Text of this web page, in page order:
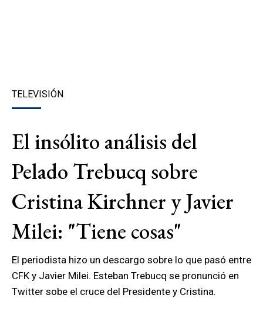
TELEVISIÓN
El insólito análisis del
Pelado Trebucq sobre
Cristina Kirchner y Javier
Milei: "Tiene cosas"
El periodista hizo un descargo sobre lo que pasó entre
CFK y Javier Milei. Esteban Trebucq se pronunció en
Twitter sobe el cruce del Presidente y Cristina.